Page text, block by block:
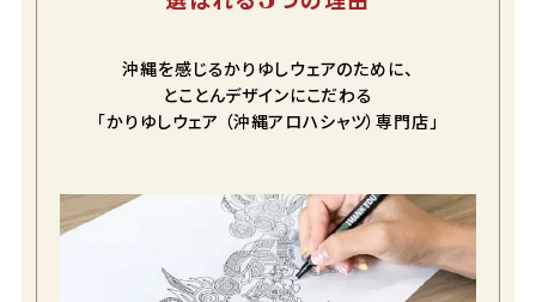
沖縄を感じるかりゆしウェアのために、
とことんデザインにこだわる
「かりゆしウェア （沖縄アロハシャツ）専門店」